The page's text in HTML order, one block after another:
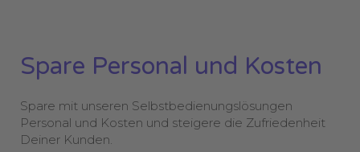
Spare Personal und Kosten
Spare mit unseren Selbstbedienungslösungen
Personal und Kosten und steigere die Zufriedenheit
Deiner Kunden.